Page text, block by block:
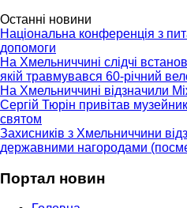
Останні новини
Національна конференція з
допомоги
На Хмельниччині слідчі
якій травмувався 60-річний
На Хмельниччині відзначили
Сергій Тюрін привітав
святом
Захисників з Хмельниччини
державними нагородами
Портал новин